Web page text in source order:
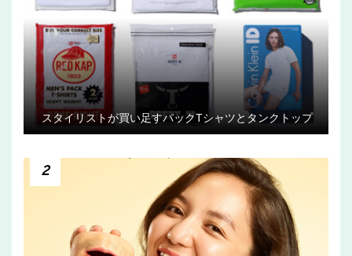
スタイリストが買い足すパックTシャツとタンクトップ
2